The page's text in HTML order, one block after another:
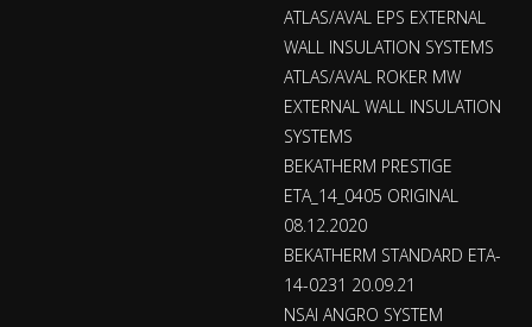
ATLAS/AVAL EPS EXTERNAL
WALL INSULATION SYSTEMS
ATLAS/AVAL ROKER MW
EXTERNAL WALL INSULATION
SYSTEMS
BEKATHERM PRESTIGE
ETA_14_0405 ORIGINAL
08.12.2020
BEKATHERM STANDARD ETA-
14-0231 20.09.21
NSAI ANGRO SYSTEM